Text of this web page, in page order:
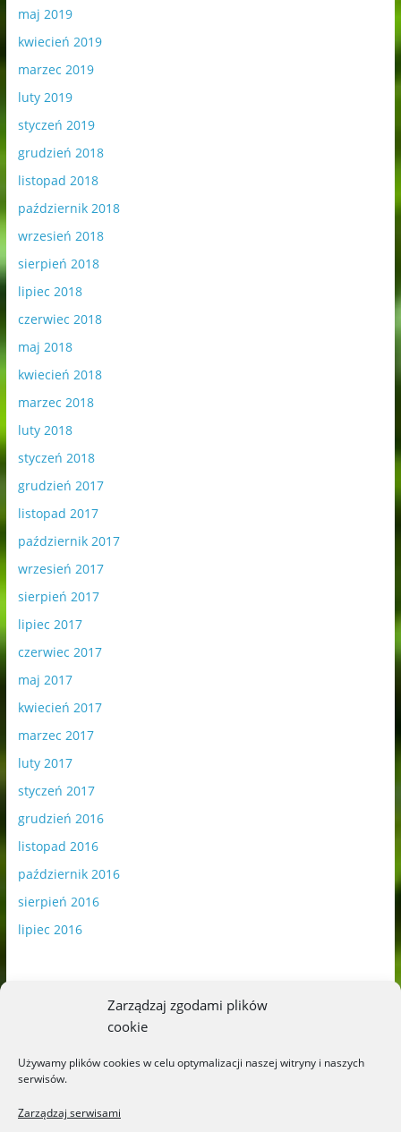
Zarządzaj zgodami plików
cookie
Używamy plików cookies w celu optymalizacji naszej witryny i naszych
serwisów.
Zarządzaj serwisami
maj 2019
kwiecień 2019
marzec 2019
luty 2019
styczeń 2019
grudzień 2018
listopad 2018
październik 2018
wrzesień 2018
sierpień 2018
lipiec 2018
czerwiec 2018
maj 2018
kwiecień 2018
marzec 2018
luty 2018
styczeń 2018
grudzień 2017
listopad 2017
październik 2017
wrzesień 2017
sierpień 2017
lipiec 2017
czerwiec 2017
maj 2017
kwiecień 2017
marzec 2017
luty 2017
styczeń 2017
grudzień 2016
listopad 2016
październik 2016
sierpień 2016
lipiec 2016